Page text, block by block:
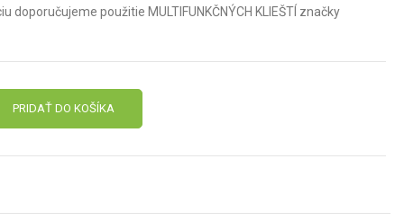
použitie MULTIFUNKČNÝCH KLIEŠTÍ značky
PRIDAŤ DO KOŠÍKA